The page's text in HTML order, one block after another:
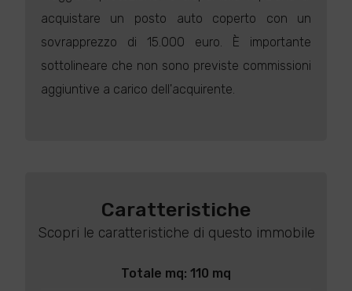
acquistare un posto auto coperto con un
sovrapprezzo di 15.000 euro. È importante
sottolineare che non sono previste commissioni
aggiuntive a carico dell'acquirente.
Caratteristiche
Scopri le caratteristiche di questo immobile
Totale mq: 110 mq